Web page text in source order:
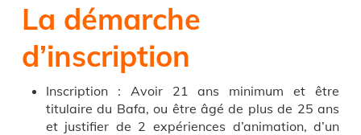
La démarche
d’inscription
Inscription : Avoir 21 ans minimum et être
titulaire du Bafa, ou être âgé de plus de 25 ans
et justifier de 2 expériences d’animation, d’un